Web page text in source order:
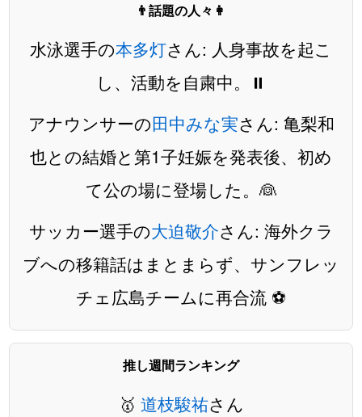
👨話題の人々👩
水泳選手の本多灯さん: 人身事故を起こ
し、活動を自粛中。⏸️
アナウンサーの田中みな実さん: 亀梨和
也との結婚と第1子妊娠を発表後、初め
て公の場に登場した。👰
サッカー選手の大迫敬介さん: 海外クラ
ブへの移籍話はまとまらず、サンフレッ
チェ広島チームに再合流 ⚽️
推し週間ランキング
🥇 道枝駿祐さん